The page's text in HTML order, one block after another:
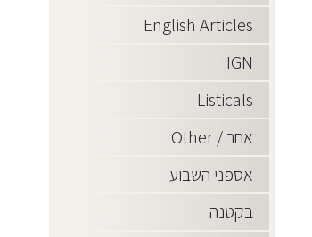
English Articles
IGN
Listicals
אחר / Other
אספני השבוע
בקטנה